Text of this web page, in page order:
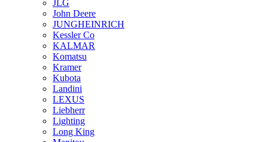
JLG
John Deere
JUNGHEINRICH
Kessler Co
KALMAR
Komatsu
Kramer
Kubota
Landini
LEXUS
Liebherr
Lighting
Long King